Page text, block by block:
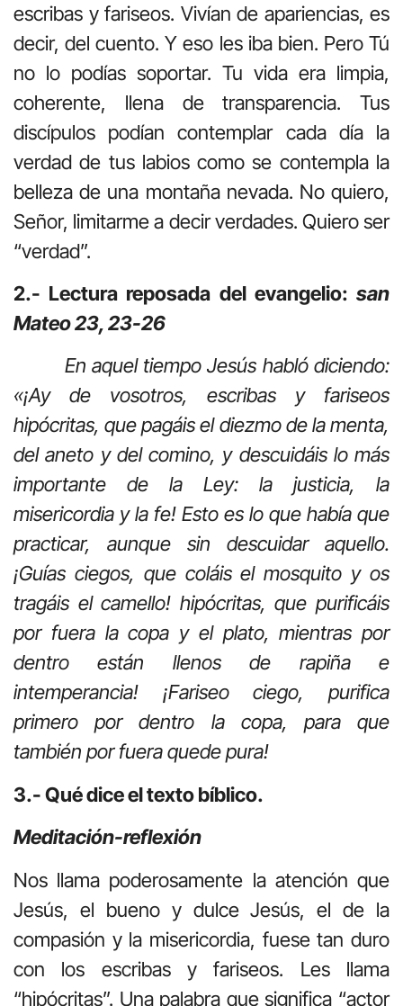
escribas y fariseos. Vivían de apariencias, es
decir, del cuento. Y eso les iba bien. Pero Tú
no lo podías soportar. Tu vida era limpia,
coherente, llena de transparencia. Tus
discípulos podían contemplar cada día la
verdad de tus labios como se contempla la
belleza de una montaña nevada. No quiero,
Señor, limitarme a decir verdades. Quiero ser
“verdad”.
2.- Lectura reposada del evangelio: san
Mateo 23, 23-26
En aquel tiempo Jesús habló diciendo:
«¡Ay de vosotros, escribas y fariseos
hipócritas, que pagáis el diezmo de la menta,
del aneto y del comino, y descuidáis lo más
importante de la Ley: la justicia, la
misericordia y la fe! Esto es lo que había que
practicar, aunque sin descuidar aquello.
¡Guías ciegos, que coláis el mosquito y os
tragáis el camello! hipócritas, que purificáis
por fuera la copa y el plato, mientras por
dentro están llenos de rapiña e
intemperancia! ¡Fariseo ciego, purifica
primero por dentro la copa, para que
también por fuera quede pura!
3.- Qué dice el texto bíblico.
Meditación-reflexión
Nos llama poderosamente la atención que
Jesús, el bueno y dulce Jesús, el de la
compasión y la misericordia, fuese tan duro
con los escribas y fariseos. Les llama
“hipócritas”. Una palabra que significa “actor